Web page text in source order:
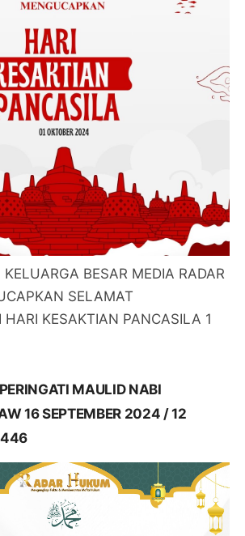
BESAR MEDIA RADAR
SELAMAT
HARI KESAKTIAN PANCASILA 1
MAULID NABI
16 SEPTEMBER 2024 / 12